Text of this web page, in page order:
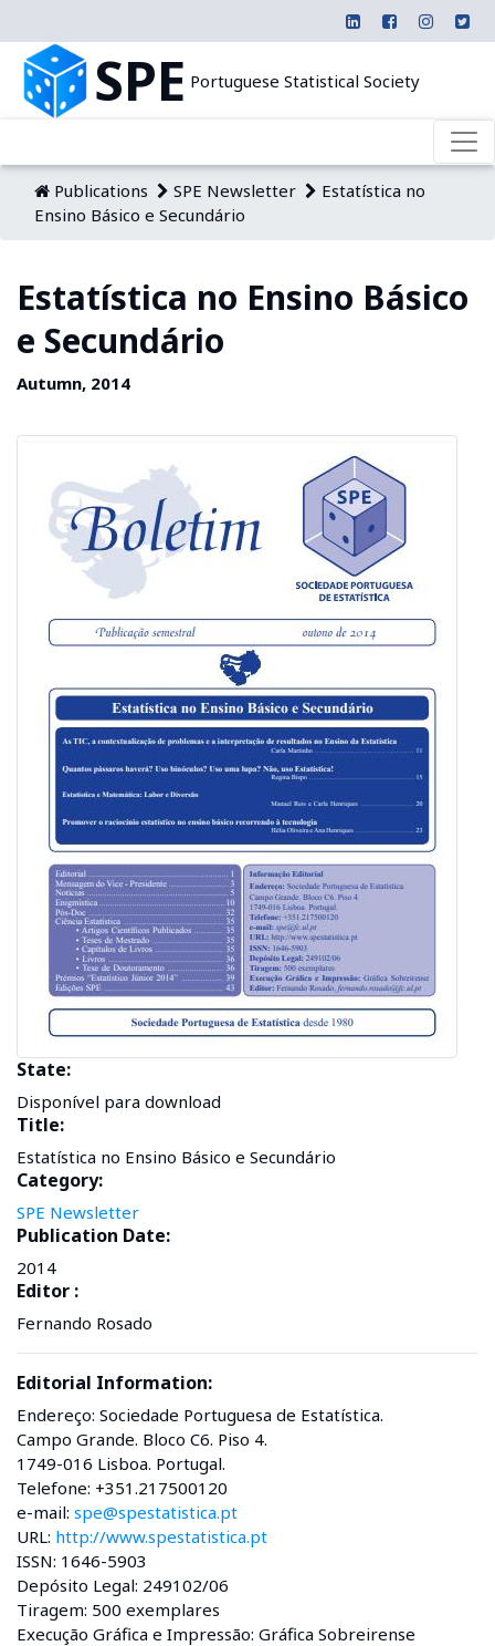
SPE Portuguese Statistical Society
Publications SPE Newsletter
Estatística no
Ensino Básico e Secundário
Estatística no Ensino Básico
e Secundário
Autumn, 2014
State:
Disponível para download
Title:
Estatística no Ensino Básico e Secundário
Category:
SPE Newsletter
Publication Date:
2014
Editor :
Fernando Rosado
Editorial Information:
Endereço: Sociedade Portuguesa de Estatística.
Campo Grande. Bloco C6. Piso 4.
1749-016 Lisboa. Portugal.
Telefone: +351.217500120
e-mail: spe@spestatistica.pt
URL: http://www.spestatistica.pt
ISSN: 1646-5903
Depósito Legal: 249102/06
Tiragem: 500 exemplares
Execução Gráfica e Impressão: Gráfica Sobreirense